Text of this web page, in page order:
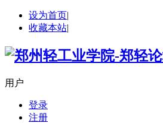
设为首页|
收藏本站|
用户
登录
注册